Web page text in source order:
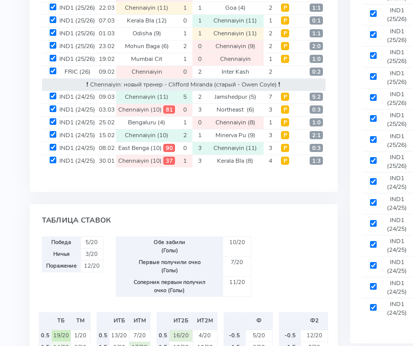
IND1 (25/26) 22.03 Chennaiyin (11) 1 1 Goa (4) 2 Р 1:1
IND1 (25/26) 07.03 Kerala Bla (12) 0 1 Chennaiyin (11) 1 Р 0:1
IND1 (25/26) 01.03 Odisha (9) 1 1 Chennaiyin (11) 2 Р 1:1
IND1 (25/26) 23.02 Mohun Baga (6) 2 0 Chennaiyin (9) 2 Р 2:0
IND1 (25/26) 19.02 Mumbai Cit 1 0 Chennaiyin 1 Р 1:0
FRIC (26) 09.02 Chennaiyin 0 2 Inter Kash 2 0:2
❗️ Chennaiyin: новый тренер - Clifford Miranda (старый - Owen Coyle) ❗️
IND1 (24/25) 09.03 Chennaiyin (11) 5 2 Jamshedpur(5) 7 Р 5:2
IND1 (24/25) 03.03 Chennaiyin (10) 81 0 3 Northeast (6) 3 Р 0:3
IND1 (24/25) 25.02 Bengaluru (4) 1 0 Chennaiyin (8) 1 Р 1:0
IND1 (24/25) 15.02 Chennaiyin (10) 2 1 Minerva Pu (9) 3 Р 2:1
IND1 (24/25) 08.02 East Benga (10) 90 0 3 Chennaiyin (11) 3 Р 0:3
IND1 (24/25) 30.01 Chennaiyin (10) 37 1 3 Kerala Bla (8) 4 Р 1:3
ТАБЛИЦА СТАВОК
Победа
5/20
Ничья
3/20
Поражение
12/20
Обе забили
(Голы)
10/20
Первые получили очко
(Голы)
7/20
Соперник первым получил
очко (Голы)
11/20
ТБ
ТМ
0.5 19/20
1/20
ИТБ
ИТМ
0.5 13/20
7/20
ИТ2Б
ИТ2М
0.5
16/20
4/20
Ф
-0.5
5/20
Ф2
-0.5
12/20
IND1
(25/26)
IND1
(25/26)
IND1
(25/26)
IND1
(25/26)
IND1
(25/26)
IND1
(25/26)
IND1
(25/26)
IND1
(25/26)
IND1
(24/25)
IND1
(24/25)
IND1
(24/25)
IND1
(24/25)
IND1
(24/25)
IND1
(24/25)
IND1
(24/25)